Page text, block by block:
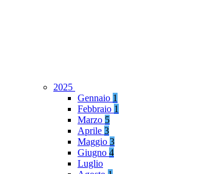
2025
Gennaio 1
Febbraio 1
Marzo 5
Aprile 3
Maggio 3
Giugno 4
Luglio